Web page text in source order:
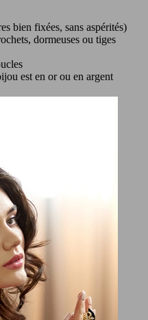
bien fixées, sans aspérités)
dormeuses ou tiges
est en or ou en argent